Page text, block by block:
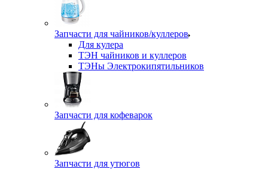
Запчасти для чайников/куллеров
Для кулера
ТЭН чайников и куллеров
ТЭНы Электрокипятильников
Запчасти для кофеварок
Запчасти для утюгов